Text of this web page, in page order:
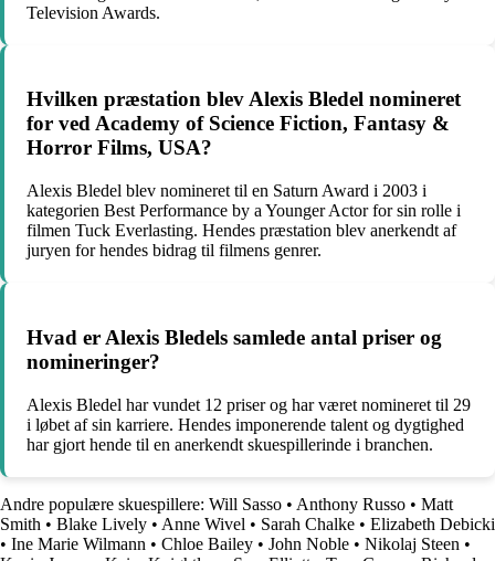
Television Awards.
Hvilken præstation blev Alexis Bledel nomineret
for ved Academy of Science Fiction, Fantasy &
Horror Films, USA?
Alexis Bledel blev nomineret til en Saturn Award i 2003 i
kategorien Best Performance by a Younger Actor for sin rolle i
filmen Tuck Everlasting. Hendes præstation blev anerkendt af
juryen for hendes bidrag til filmens genrer.
Hvad er Alexis Bledels samlede antal priser og
nomineringer?
Alexis Bledel har vundet 12 priser og har været nomineret til 29
i løbet af sin karriere. Hendes imponerende talent og dygtighed
har gjort hende til en anerkendt skuespillerinde i branchen.
Andre populære skuespillere: Will Sasso • Anthony Russo • Matt
Smith • Blake Lively • Anne Wivel • Sarah Chalke • Elizabeth Debicki
• Ine Marie Wilmann • Chloe Bailey • John Noble • Nikolaj Steen •